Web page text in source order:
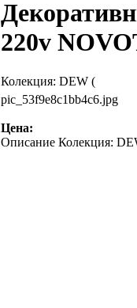
220v
Колекция: DEW (
pic_53f9e8c1bb4c6.jpg
Цена:
Описание Колекция: